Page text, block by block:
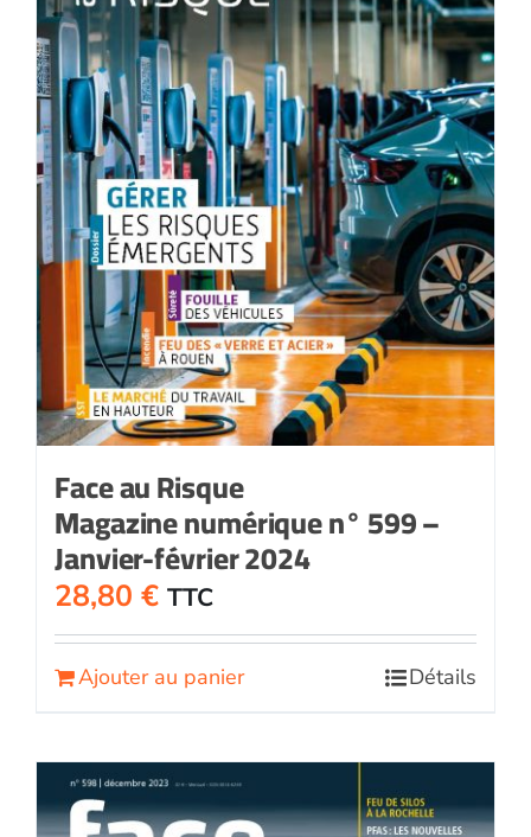
Face au Risque
Magazine numérique n° 599 –
Janvier-février 2024
28,80 € TTC
Ajouter au panier Détails